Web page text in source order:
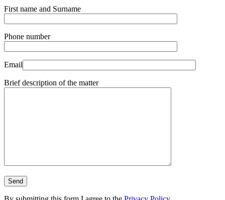
First name and Surname
Phone number
Email
Brief description of the matter